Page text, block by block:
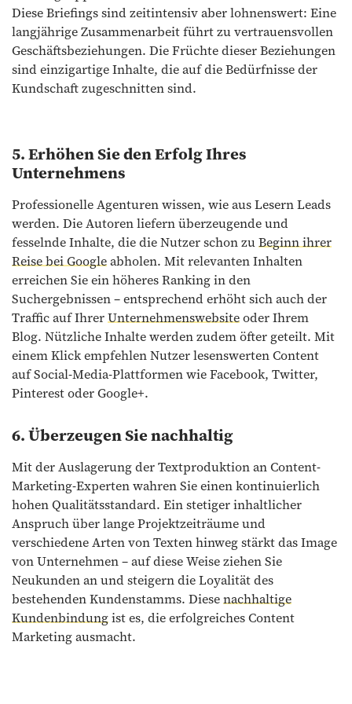
Diese Briefings sind zeitintensiv aber lohnenswert: Eine
langjährige Zusammenarbeit führt zu vertrauensvollen
Geschäftsbeziehungen. Die Früchte dieser Beziehungen
sind einzigartige Inhalte, die auf die Bedürfnisse der
Kundschaft zugeschnitten sind.
5. Erhöhen Sie den Erfolg Ihres
Unternehmens
Professionelle Agenturen wissen, wie aus Lesern Leads
werden. Die Autoren liefern überzeugende und
fesselnde Inhalte, die die Nutzer schon zuBeginn ihrer
Reise bei Googleabholen. Mit relevanten Inhalten
erreichen Sie ein höheres Ranking in den
Suchergebnissen – entsprechend erhöht sich auch der
Traffic auf IhrerUnternehmenswebsiteoder Ihrem
Blog. Nützliche Inhalte werden zudem öfter geteilt. Mit
einem Klick empfehlen Nutzer lesenswerten Content
auf Social-Media-Plattformen wie Facebook, Twitter,
Pinterest oder Google+.
6. Überzeugen Sie nachhaltig
Mit der Auslagerung der Textproduktion an Content-
Marketing-Experten wahren Sie einen kontinuierlich
hohen Qualitätsstandard. Ein stetiger inhaltlicher
Anspruch über lange Projektzeiträume und
verschiedene Arten von Texten hinweg stärkt das Image
von Unternehmen – auf diese Weise ziehen Sie
Neukunden an und steigern die Loyalität des
bestehenden Kundenstamms. Diesenachhaltige
Kundenbindungist es, die erfolgreiches Content
Marketing ausmacht.